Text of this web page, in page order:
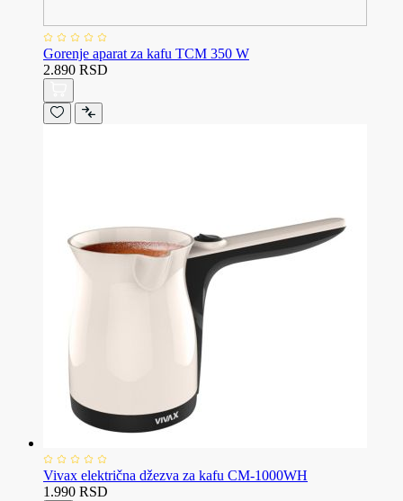
Gorenje aparat za kafu TCM 350 W
2.890 RSD
Vivax električna džezva za kafu CM-1000WH
1.990 RSD